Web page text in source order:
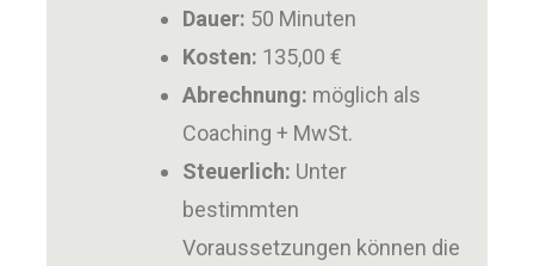
Dauer: 50 Minuten
Kosten: 135,00 €
Abrechnung: möglich als
Coaching + MwSt.
Steuerlich: Unter
bestimmten
Voraussetzungen können die